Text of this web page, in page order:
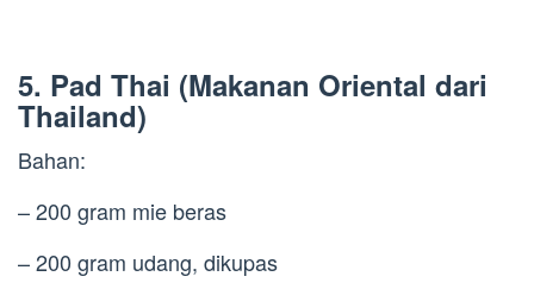
5. Pad Thai (Makanan Oriental dari
Thailand)
Bahan:
– 200 gram mie beras
– 200 gram udang, dikupas